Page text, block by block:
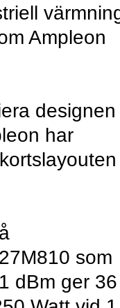
Ampleon
designen
har
som
dBm ger 36